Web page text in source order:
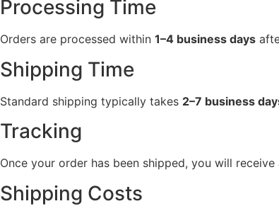
Processing Time
Orders are processed within 1–4 business days
Shipping Time
Standard shipping typically takes 2–7 business
Tracking
Once your order has been shipped, you will
Shipping Costs